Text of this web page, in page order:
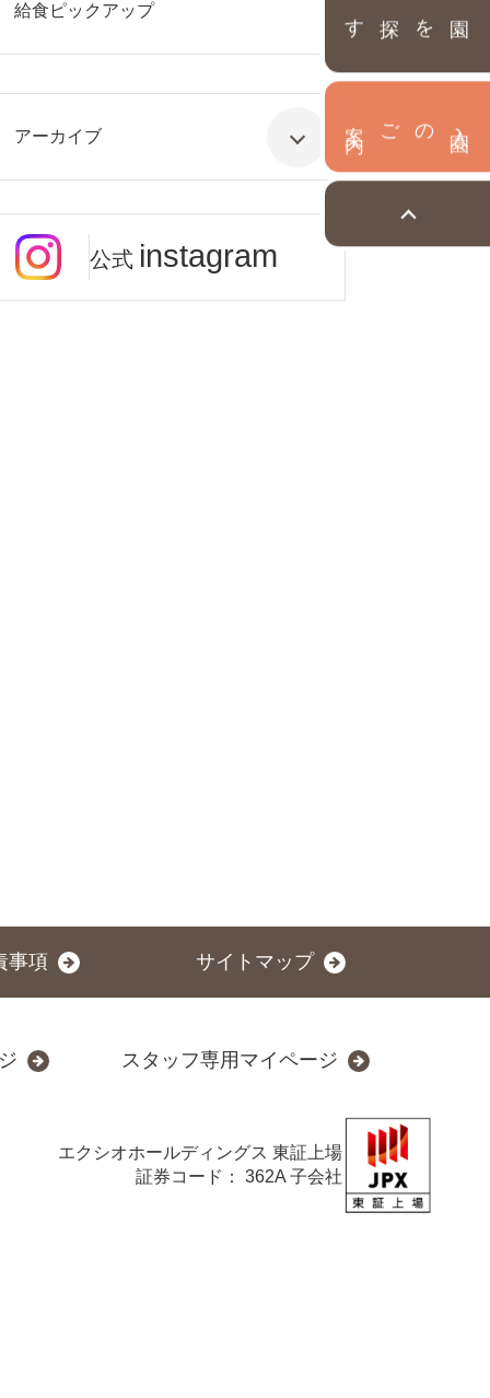
園を探す
給食ピックアップ
アーカイブ
公式 instagram
事項 サイトマップ
スタッフ専用マイページ
エクシオホールディングス 東証上場
証券コード： 362A 子会社